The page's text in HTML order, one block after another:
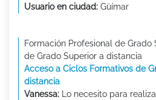
Usuario en ciudad: Güímar
Formación Profesional de
de Grado Superior a distancia
Acceso a Ciclos Formativos de
distancia
Vanessa: Lo necesito para